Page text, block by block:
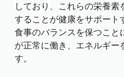
しており、これらの栄養素
することが健康をサポート
食事のバランスを保つこと
が正常に働き、エネルギー
す。